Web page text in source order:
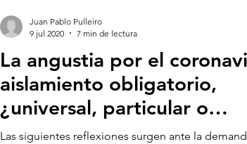
La angustia por el
aislamiento obligatorio,
¿universal, particular o
singular?
Las siguientes reflexiones surgen ante la
Juan Pablo Pulleiro
9 jul 2020
7 min de lectura